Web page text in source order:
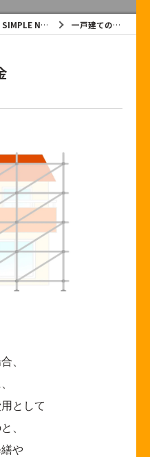
SIMPLE NOTE BLOG 一戸建ての修繕積立金
、
として
、
や